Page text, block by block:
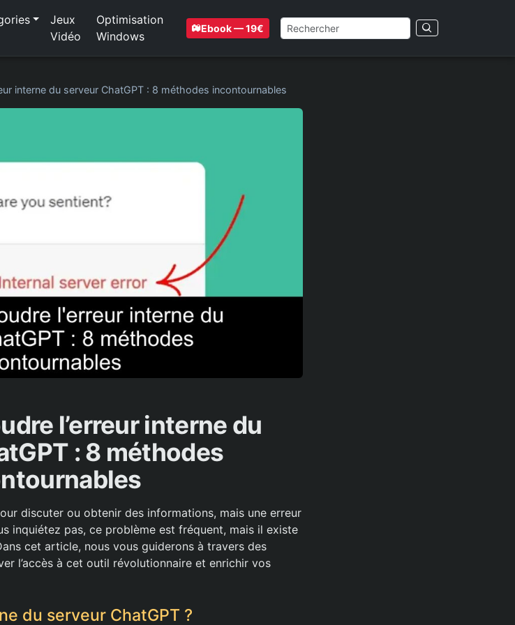
Jeux
Vidéo
Optimisation
Windows
Ebook — 19€
interne du serveur ChatGPT : 8 méthodes incontournables
l’erreur interne du
: 8 méthodes
discuter ou obtenir des informations, mais une erreur
inquiétez pas, ce problème est fréquent, mais il existe
cet article, nous vous guiderons à travers des
l’accès à cet outil révolutionnaire et enrichir vos
du serveur ChatGPT ?